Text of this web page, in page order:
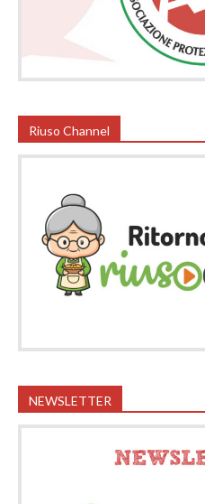
Riuso Channel
NEWSLETTER